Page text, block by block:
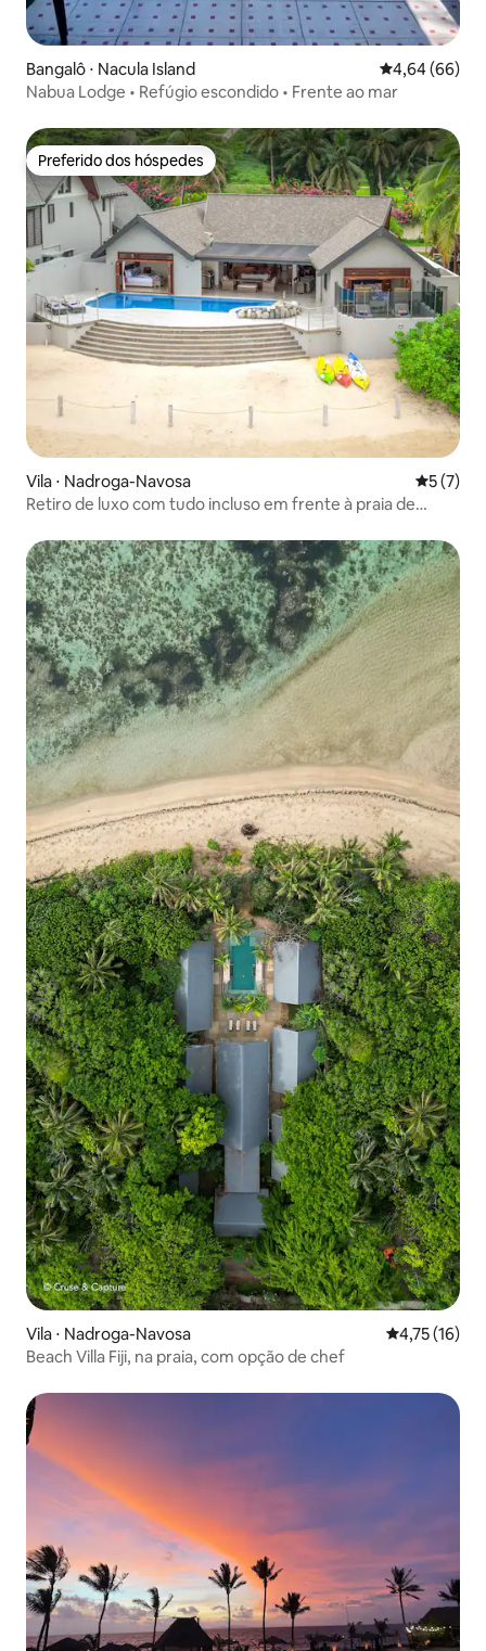
Bangalô ⋅ Nacula Island 4,64 de uma
4,64 (66)
Nabua Lodge • Refúgio escondido • Frente ao mar
Preferido dos hóspedes
Preferido dos hóspedes
Vila ⋅ Nadroga-Navosa 5 de
5 (7)
Retiro de luxo com tudo incluso em frente à praia de
Vila ⋅ Nadroga-Navosa 4,75 de uma
4,75 (16)
Beach Villa Fiji, na praia, com opção de chef